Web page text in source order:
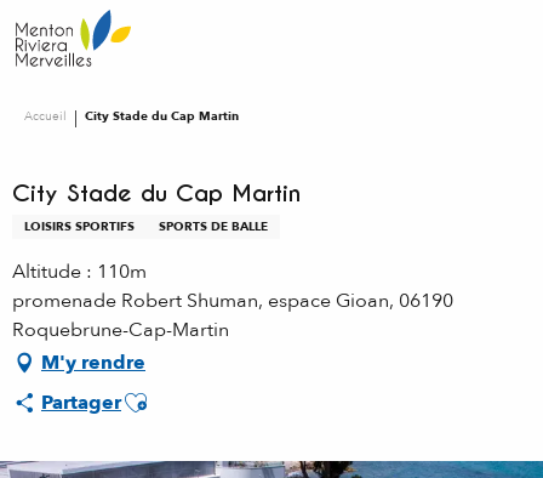
au
contenu
Accueil City Stade du Cap Martin
City Stade du Cap Martin
LOISIRS SPORTIFS SPORTS DE BALLE
Altitude : 110m
promenade Robert Shuman, espace Gioan, 06190
Roquebrune-Cap-Martin
M'y rendre
PartagerAjouter aux favoris